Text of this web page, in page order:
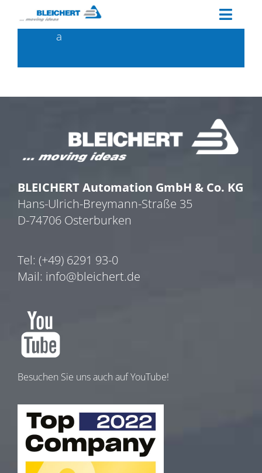
Inhalt
Toggle
ARBEITEN BEI BLEICHERT®
MITARBEITERSTIMMEN
AUSBILDUNG / STUDIUM
JOBS
a
BLEICHERT Automation GmbH & Co. KG
Hans-Ulrich-Breymann-Straße 35
D-74706 Osterburken
Tel: (+49) 6291 93-0
Mail: info@bleichert.de
Besuchen Sie uns auch auf YouTube!